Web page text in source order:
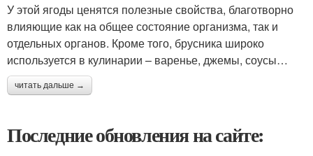
У этой ягоды ценятся полезные свойства, благотворно
влияющие как на общее состояние организма, так и
отдельных органов. Кроме того, брусника широко
используется в кулинарии – варенье, джемы, соусы…
читать дальше →
Последние обновления на сайте: